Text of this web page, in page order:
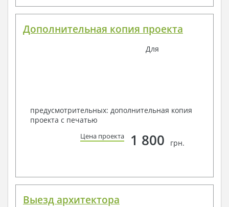
Дополнительная копия проекта
Для
предусмотрительных: дополнительная копия
проекта с печатью
Цена проекта 1 800 грн.
Выезд архитектора